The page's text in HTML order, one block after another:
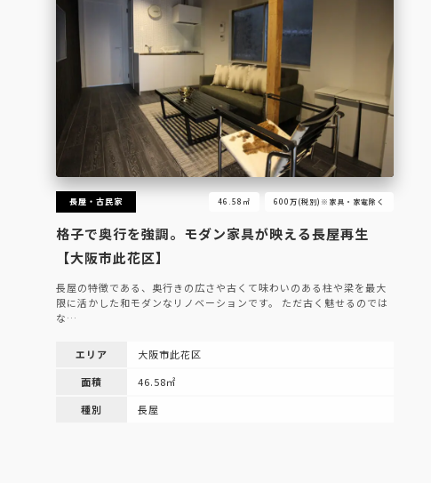
長屋・古民家 46.58㎡ 600万(税別)※家具・家電除く
格子で奥行を強調。モダン家具が映える長屋再生
【大阪市此花区】
長屋の特徴である、奥行きの広さや古くて味わいのある柱や梁を最大
限に活かした和モダンなリノベーションです。 ただ古く魅せるのでは
な…
エリア
大阪市此花区
面積
46.58㎡
種別
長屋